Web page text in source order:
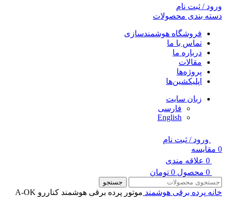
ورود / ثبت نام
دسته بندی محصولات
فروشگاه هوشمندسازی
تماس با ما
درباره ما
مقالات
پروژه‌ها
اپلیکشین‌ها
زبان سایت
فارسی
English
ورود / ثبت نام
0 مقایسه
0 علاقه مندی
0 محصول 0 تومان
جستجو
خانه پرده برقی هوشمند موتور پرده برقی هوشمند کناررو A-OK